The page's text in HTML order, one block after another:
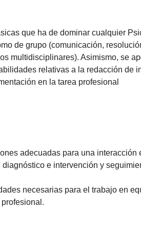
que ha de dominar cualquier
de grupo (comunicación,
multidisciplinares). Asimismo, se
relativas a la redacción de
en la tarea profesional
adecuadas para una
e intervención y
necesarias para el trabajo en